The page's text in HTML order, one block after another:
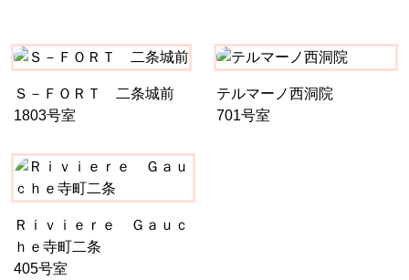
Ｓ－ＦＯＲＴ 二条城前
1803号室
テルマーノ西洞院
701号室
Ｒｉｖｉｅｒｅ Ｇａｕｃ
ｈｅ寺町二条
405号室